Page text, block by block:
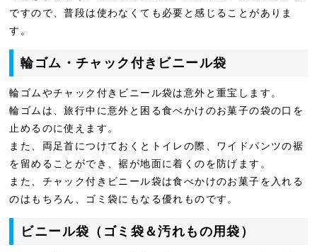
ですので、普段は使わなくても必要と感じることがありま
す。
輪ゴム・チャック付きビニール袋
輪ゴムやチャック付きビニール袋は意外と重宝します。
輪ゴムは、旅行中に意外と困る食べかけのお菓子の袋の口を
止めるのに使えます。
また、両足首につけておくとトイレの際、ワイドパンツの裾
を留めることができ、裾が地面に着くのを防げます。
また、チャック付きビニール袋は食べかけのお菓子を入れる
のはもちろん、ゴミ袋にもなる優れものです。
ビニール袋（ゴミ袋＆汚れもの用袋）